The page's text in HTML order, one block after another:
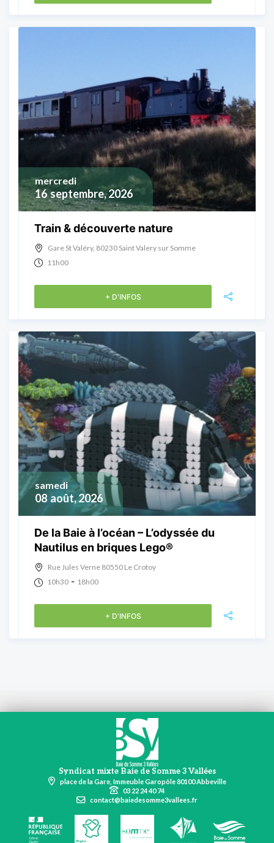
16 septembre, 2026
mercredi
Train & découverte nature
Gare St Valéry, 80230 Saint Valery sur Somme
11h00
+ D'INFOS
08 août, 2026
samedi
De la Baie à l’océan – L’odyssée du
Nautilus en briques Lego®
Rue Jules Verne 80550 Le Crotoy
10h30 - 18h00
+ D'INFOS
Syndicat mixte Baie de Somme 3 Vallées
place de la Gare, Immeuble Garopôle 80100 Abbeville
03 22 24 40 74
contact@baiedesomme3vallees.fr